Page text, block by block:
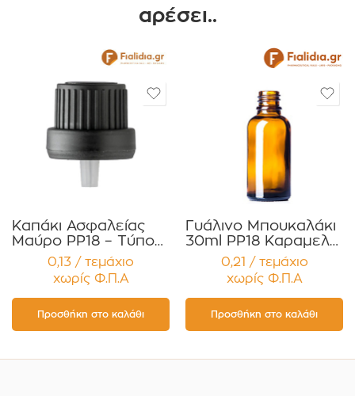
αρέσει..
Καπάκι Ασφαλείας
Μαύρο PP18 – Τύπου
Two-Part με
Εσωτερικό
Σταγονόμετρο
(Dropper)
Συσκευασία 12
τεμαχίων
0,13 / τεμάχιο
χωρίς Φ.Π.Α
Προσθήκη στο καλάθι
Γυάλινο Μπουκαλάκι
30ml PP18 Καραμελέ
για Αιθέρια Έλαια ,
Βάμματα , Αρώματα
Συσκευασία 12
τεμαχίων
0,21 / τεμάχιο
χωρίς Φ.Π.Α
Προσθήκη στο καλάθι